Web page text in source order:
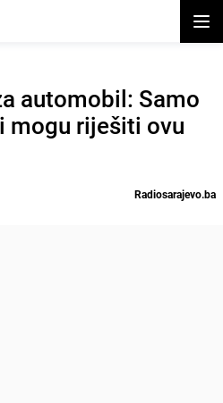
automobil: Samo
mogu riješiti ovu
Radiosarajevo.ba